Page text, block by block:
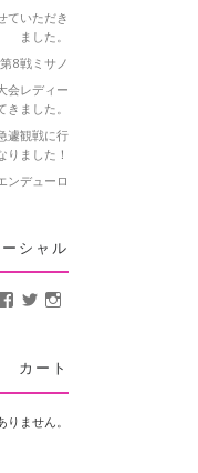
ていただき
ました。
8戦ミサノ
レディー
ました。
遽観戦に行
りました！
ンデューロ
ーシャル
MotoCrusader さんのプ
@MotoCrusader さ
カート
ません。